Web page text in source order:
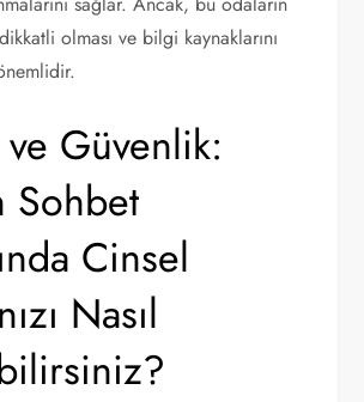
dikkatli olması ve bilgi kaynaklarını
Güvenlik:
Sohbet
Cinsel
Nasıl